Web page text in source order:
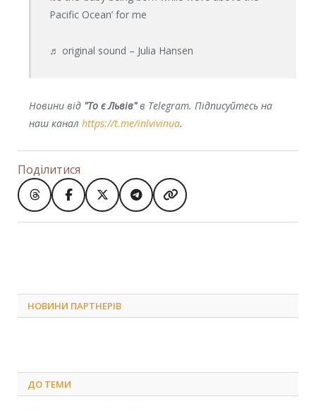
Pacific Ocean’ for me
♬ original sound – Julia Hansen
Новини від "То є Львів"в Telegram. Підписуйтесь на
наш канал https://t.me/inlvivinua.
Поділитися
НОВИНИ ПАРТНЕРІВ
ДО ТЕМИ